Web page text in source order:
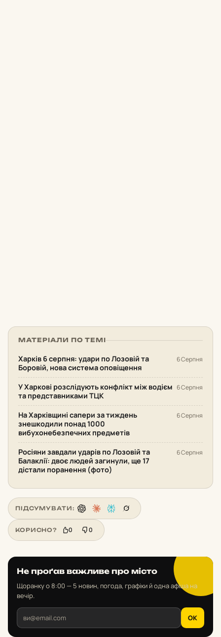
МАТЕРІАЛИ ПО ТЕМІ
Харків 6 серпня: удари по Лозовій та
Боровій, нова система оповіщення
6 Серпня
У Харкові розслідують конфлікт між водієм
та представниками ТЦК
6 Серпня
На Харківщині сапери за тиждень
знешкодили понад 1000
вибухонебезпечних предметів
6 Серпня
Росіяни завдали ударів по Лозовій та
Балаклії: двоє людей загинули, ще 17
дістали поранення (фото)
6 Серпня
ПІДСУМУВАТИ:
КОРИСНО? 0 0
Не проґав важливе про місто
Щоранку о 8:00 — 5 новин, погода, графіки й одна афіша на
вечір.
OK